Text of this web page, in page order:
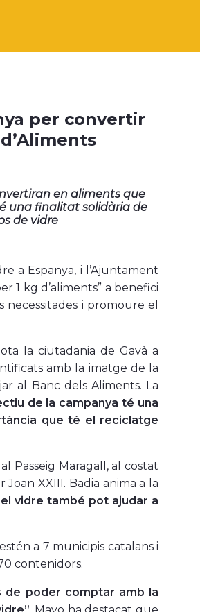
per convertir
en aliments que
una finalitat solidària de
de vidre
a Espanya, i l’Ajuntament
1 kg d’aliments” a benefici
necessitades i promoure el
la ciutadania de Gavà a
amb la imatge de la
al Banc dels Aliments. La
de la campanya té una
que té el reciclatge
Passeig Maragall, al costat
XXIII. Badia anima a la
vidre també pot ajudar a
a 7 municipis catalans i
contenidors.
de poder comptar amb la